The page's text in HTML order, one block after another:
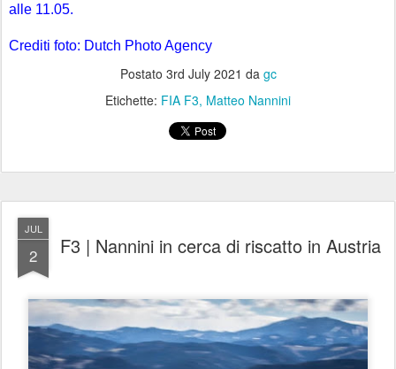
alle 11.05.
Crediti foto: Dutch Photo Agency
Postato 3rd July 2021 da gc
Etichette: FIA F3 Matteo Nannini
JUL
2 F3 | Nannini in cerca di riscatto in Austria